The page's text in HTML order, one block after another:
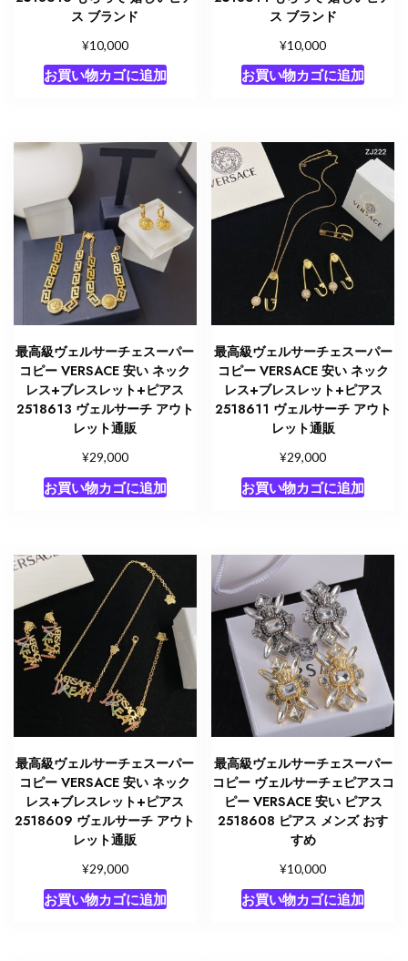
ス ブランド
¥10,000
お買い物カゴに追加
ス ブランド
¥10,000
お買い物カゴに追加
最高級ヴェルサーチェスーパー
コピー VERSACE 安い ネック
レス+ブレスレット+ピアス
2518613 ヴェルサーチ アウト
レット通販
¥29,000
お買い物カゴに追加
最高級ヴェルサーチェスーパー
コピー VERSACE 安い ネック
レス+ブレスレット+ピアス
2518611 ヴェルサーチ アウト
レット通販
¥29,000
お買い物カゴに追加
最高級ヴェルサーチェスーパー
コピー VERSACE 安い ネック
レス+ブレスレット+ピアス
2518609 ヴェルサーチ アウト
レット通販
¥29,000
お買い物カゴに追加
最高級ヴェルサーチェスーパー
コピー ヴェルサーチェピアスコ
ピー VERSACE 安い ピアス
2518608 ピアス メンズ おす
すめ
¥10,000
お買い物カゴに追加